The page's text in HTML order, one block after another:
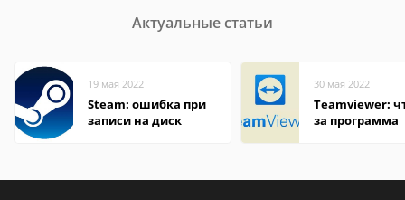
Актуальные статьи
19 мая 2022
Steam: ошибка при
записи на диск
30 мая 2022
Teamviewer:
за программа